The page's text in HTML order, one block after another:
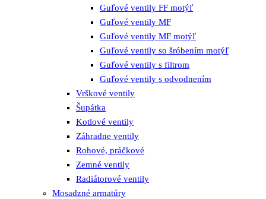
Guľové ventily FF motýľ
Guľové ventily MF
Guľové ventily MF motýľ
Guľové ventily so šróbením motýľ
Guľové ventily s filtrom
Guľové ventily s odvodnením
Vrškové ventily
Šupátka
Kotlové ventily
Záhradne ventily
Rohové, práčkové
Zemné ventily
Radiátorové ventily
Mosadzné armatúry